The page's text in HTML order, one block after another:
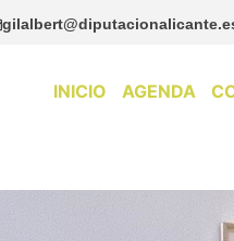
INICIO AGENDA